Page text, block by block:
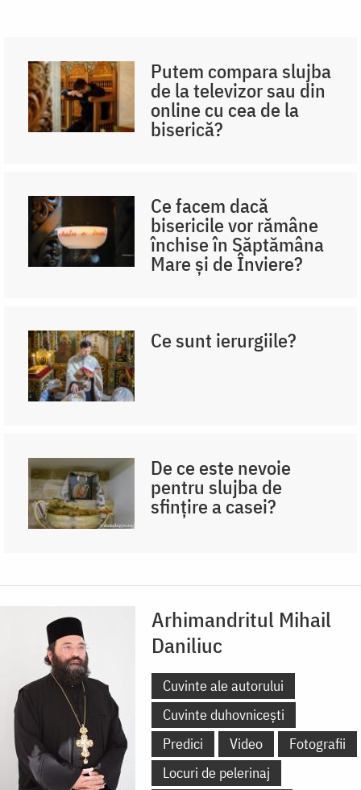
Putem compara slujba
de la televizor sau din
online cu cea de la
biserică?
Ce facem dacă
bisericile vor rămâne
închise în Săptămâna
Mare și de Înviere?
Ce sunt ierurgiile?
De ce este nevoie
pentru slujba de
sfințire a casei?
Arhimandritul Mihail
Daniliuc
Cuvinte ale autorului
Cuvinte duhovnicești
Predici
Video
Fotografii
Locuri de pelerinaj